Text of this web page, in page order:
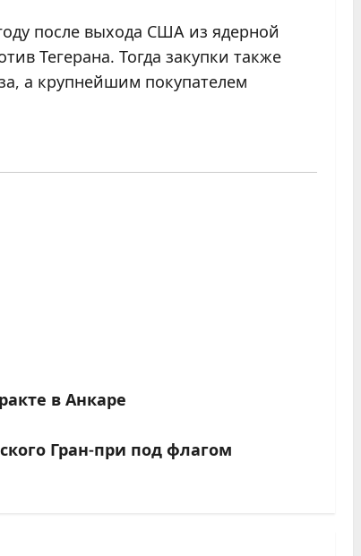
после выхода США из ядерной
Тегерана. Тогда закупки также
а крупнейшим покупателем
в Анкаре
Гран-при под флагом